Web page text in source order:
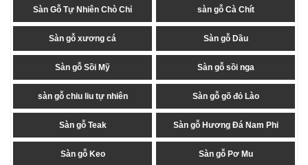
Sàn Gỗ Tự Nhiên Chò Chỉ sàn gỗ Cà Chít
Sàn gỗ xương cá Sàn gỗ Dầu
Sàn gỗ Sồi Mỹ Sàn gỗ sồi nga
sàn gỗ chiu liu tự nhiên Sàn gỗ gõ đỏ Lào
Sàn gỗ Teak Sàn gỗ Hương Đá Nam Phi
Sàn gỗ Keo Sàn gỗ Pơ Mu